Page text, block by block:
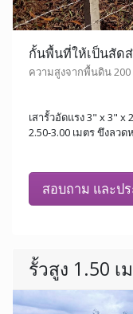
กั้นพื้นที่ให้เป็นสัด
ความสูงจากพื้นดิน
เสารั้วอัดแรง 3" x 3" x
2.50-3.00 เมตร ขึงลว
สอบถาม และป
รั้วสูง 1.50 เ